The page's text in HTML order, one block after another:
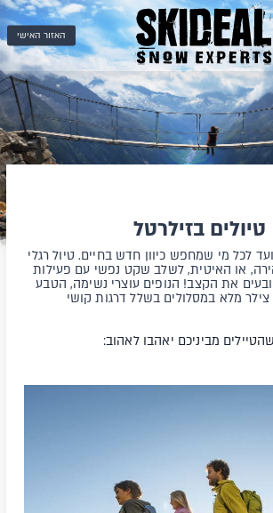
האזור האישי
טיולים בזילרטל
לכל מי שמחפש כיוון חדש בחיים. טיול רגלי
או האיטית, לשלב שקט נפשי עם פעילות
את הקצב! הנופים עוצרי נשימה, הטבע
צילר מלא במסלולים בשלל דרגות קושי
מביניכם יאהבו לאהוב: